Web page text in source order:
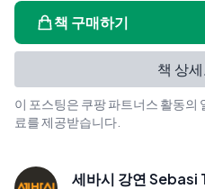
책 구매하기
책 상
이 포스팅은 쿠팡 파트너스 활동의
료를 제공받습니다.
세바시 강연 Sebasi